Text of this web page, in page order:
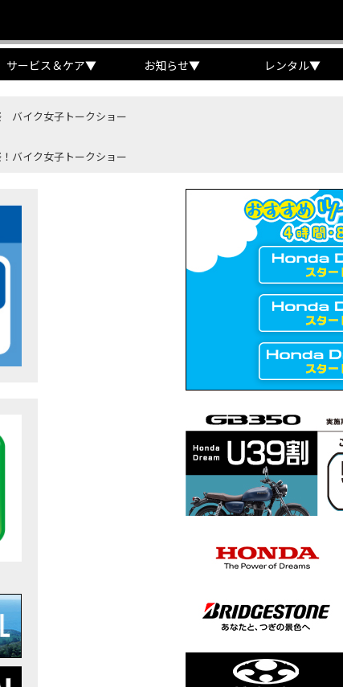
サービス＆ケア▼ お知らせ▼ レンタル▼
バイク女子トークショー
バイク女子トークショー
て性能を実感した【三重県】【Honda DREAM】
に応援しましょう！
で体感試走
？【ホンダ バイク】【Honda DREAM】【三重県】
47回大会「TSR応援席プレミアムチケット販売開始！」
教えてもらった【プロの裏ワザ】
ライダーでも快適か？四国ツーリング【X-ADVオーナー目線】
試乗したんだけどなめてました・・【Rebel 1100 S Edition Dual
ップ 検索 作成 6 アバターの画像 三重県を巡る女性ライダーの4日間！ポケふた全制覇ツーリン
FES開催 情報2
FES開催 情報１
FES開催
ったあの憧れバイク、ついに乗ります！
グ！梅本まどかさん、MIISAさんと一日笑った【ポケふた】Honda
と三重県ツーリング満喫しました！ポケふた探し第1弾【モトブログ】
！！
トに参戦したのだが・・
レビュー【モトブログ】Honda CB